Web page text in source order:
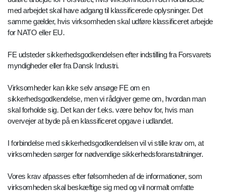
med arbejdet skal have adgang til klassificerede oplysninger. Det
samme gælder, hvis virksomheden skal udføre klassificeret arbejde
for NATO eller EU.
FE udsteder sikkerhedsgodkendelsen efter indstilling fra Forsvarets
myndigheder eller fra Dansk Industri.
Virksomheder kan ikke selv ansøge FE om en
sikkerhedsgodkendelse, men vi rådgiver gerne om, hvordan man
skal forholde sig. Det kan der f.eks. være behov for, hvis man
overvejer at byde på en klassificeret opgave i udlandet.
I forbindelse med sikkerhedsgodkendelsen vil vi stille krav om, at
virksomheden sørger for nødvendige sikkerhedsforanstaltninger.
Vores krav afpasses efter følsomheden af de informationer, som
virksomheden skal beskæftige sig med og vil normalt omfatte